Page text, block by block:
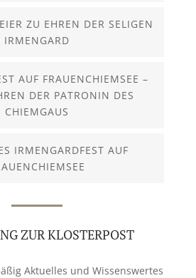
ZU EHREN DER SELIGEN
IRMENGARD
AUF FRAUENCHIEMSEE –
DER PATRONIN DES
CHIEMGAUS
IRMENGARDFEST AUF
ZUR KLOSTERPOST
Aktuelles und Wissenswertes